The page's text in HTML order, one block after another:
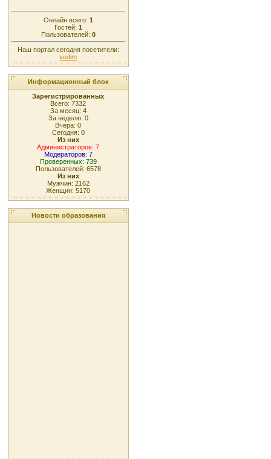
Онлайн всего: 1
Гостей: 1
Пользователей: 0
Наш портал сегодня посетители:
vedim
Информационный блок
Зарегистрированных
Всего: 7332
За месяц: 4
За неделю: 0
Вчера: 0
Сегодня: 0
Из них
Администраторов: 7
Модераторов: 7
Проверенных: 739
Пользователей: 6578
Из них
Мужчин: 2162
Женщин: 5170
Новости образования